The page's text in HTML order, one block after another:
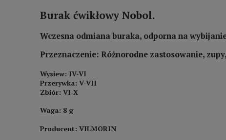
Burak ćwikłowy Nobol.
Wczesna odmiana buraka, odporna na
Przeznaczenie: Różnorodne zastosowanie,
Wysiew: IV-VI
Przerywka: V-VII
Zbiór: VI-X
Waga: 8 g
Producent: VILMORIN